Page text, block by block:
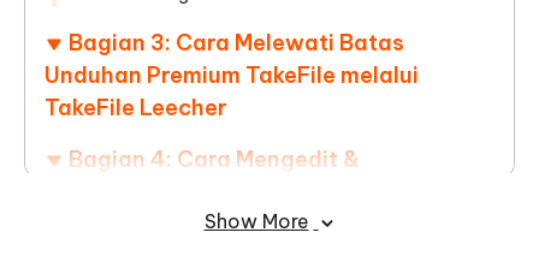
Bagian 3: Cara Melewati Batas
Unduhan Premium TakeFile melalui
TakeFile Leecher
Bagian 4: Cara Mengedit &
Penggunaan CepatShow More